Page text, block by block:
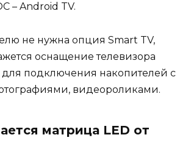
– Android TV.
не нужна опция Smart TV,
оснащение телевизора
для подключения накопителей с
видеороликами.
матрица LED от